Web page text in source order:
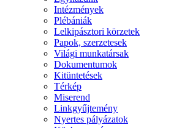
Intézmények
Plébániák
Lelkipásztori körzetek
Papok, szerzetesek
Világi munkatársak
Dokumentumok
Kitüntetések
Térkép
Miserend
Linkgyűjtemény
Nyertes pályázatok